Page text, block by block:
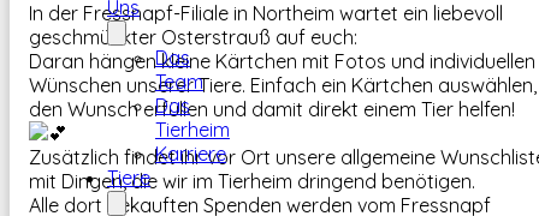
Uns
Das
Team
Das
Tierheim
Karriere
Tiere
In der Fressnapf-Filiale in Northeim wartet ein liebevoll
geschmückter Osterstrauß auf euch:
Daran hängen kleine Kärtchen mit Fotos und individuellen
Wünschen unserer Tiere. Einfach ein Kärtchen auswählen,
den Wunsch erfüllen und damit direkt einem Tier helfen!
Zusätzlich findet ihr vor Ort unsere allgemeine
mit Dingen, die wir im Tierheim dringend benötigen.
Alle dort gekauften Spenden werden vom Fressnapf